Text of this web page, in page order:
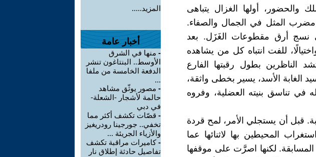
والحضور، أولها الغزال يتباهى
مضرب المثل في الجمال والصفاء.
نسج أرق مقطوعات الغَزَل. بعد
للفت انتباه كل من يشاهده
الناظرين بطول رقبتها الفارع
الغابة الأسد، يسير بخطى واثقة،
في تناسق بنيته العضلية، وفروه
قبل أن يستجلي الأمر، لمح قردة
المحيطين بها لاثنائها عما
المسابقة. لكنها اصرَّت على موقفها
المزيد.....
أخبار عامة
- منها في الشرق
الأوسط.. البنتاغون تنشر
الدفعة الخامسة من ملفا
...
- مصور يوثّق مشاهد
حالمة لأشجار -الشعلة-
في دبي
- قصّات تكشف أكثر مما
تخفي.. جورجينا رودريغيز
والأزياء الجريئة ...
-كاميرات مراقبة تكشف
تفاصيل حادثة إطلاق نار